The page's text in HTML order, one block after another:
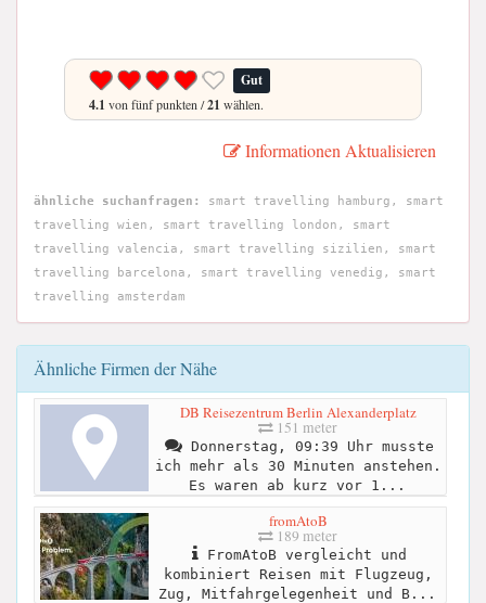
Gut
4.1 von fünf punkten /21 wählen.
Informationen Aktualisieren
ähnliche suchanfragen:
smart travelling hamburg, smart
travelling wien, smart travelling london, smart
travelling valencia, smart travelling sizilien, smart
travelling barcelona, smart travelling venedig, smart
travelling amsterdam
Ähnliche Firmen der Nähe
DB Reisezentrum Berlin Alexanderplatz
151 meter
Donnerstag, 09:39 Uhr musste
ich mehr als 30 Minuten anstehen.
Es waren ab kurz vor 1...
fromAtoB
189 meter
FromAtoB vergleicht und
kombiniert Reisen mit Flugzeug,
Zug, Mitfahrgelegenheit und B...